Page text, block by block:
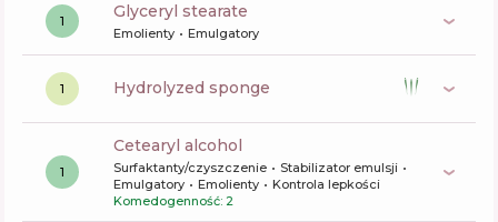
1 glyceryl stearate
Emolienty Emulgatory
1 hydrolyzed sponge
1
cetearyl alcohol
Surfaktanty/czyszczenie
Stabilizator emulsji
Emulgatory
Emolienty
Kontrola lepkości
Komedogenność: 2